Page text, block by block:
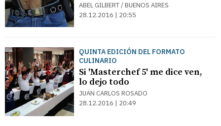
ABEL GILBERT / BUENOS AIRES
28.12.2016 | 20:55
QUINTA EDICIÓN DEL FORMATO
CULINARIO
Si 'Masterchef 5' me dice ven,
lo dejo todo
JUAN CARLOS ROSADO
28.12.2016 | 20:49